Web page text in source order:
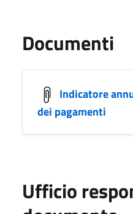
Documenti
Indicatore
dei pagamenti
Ufficio